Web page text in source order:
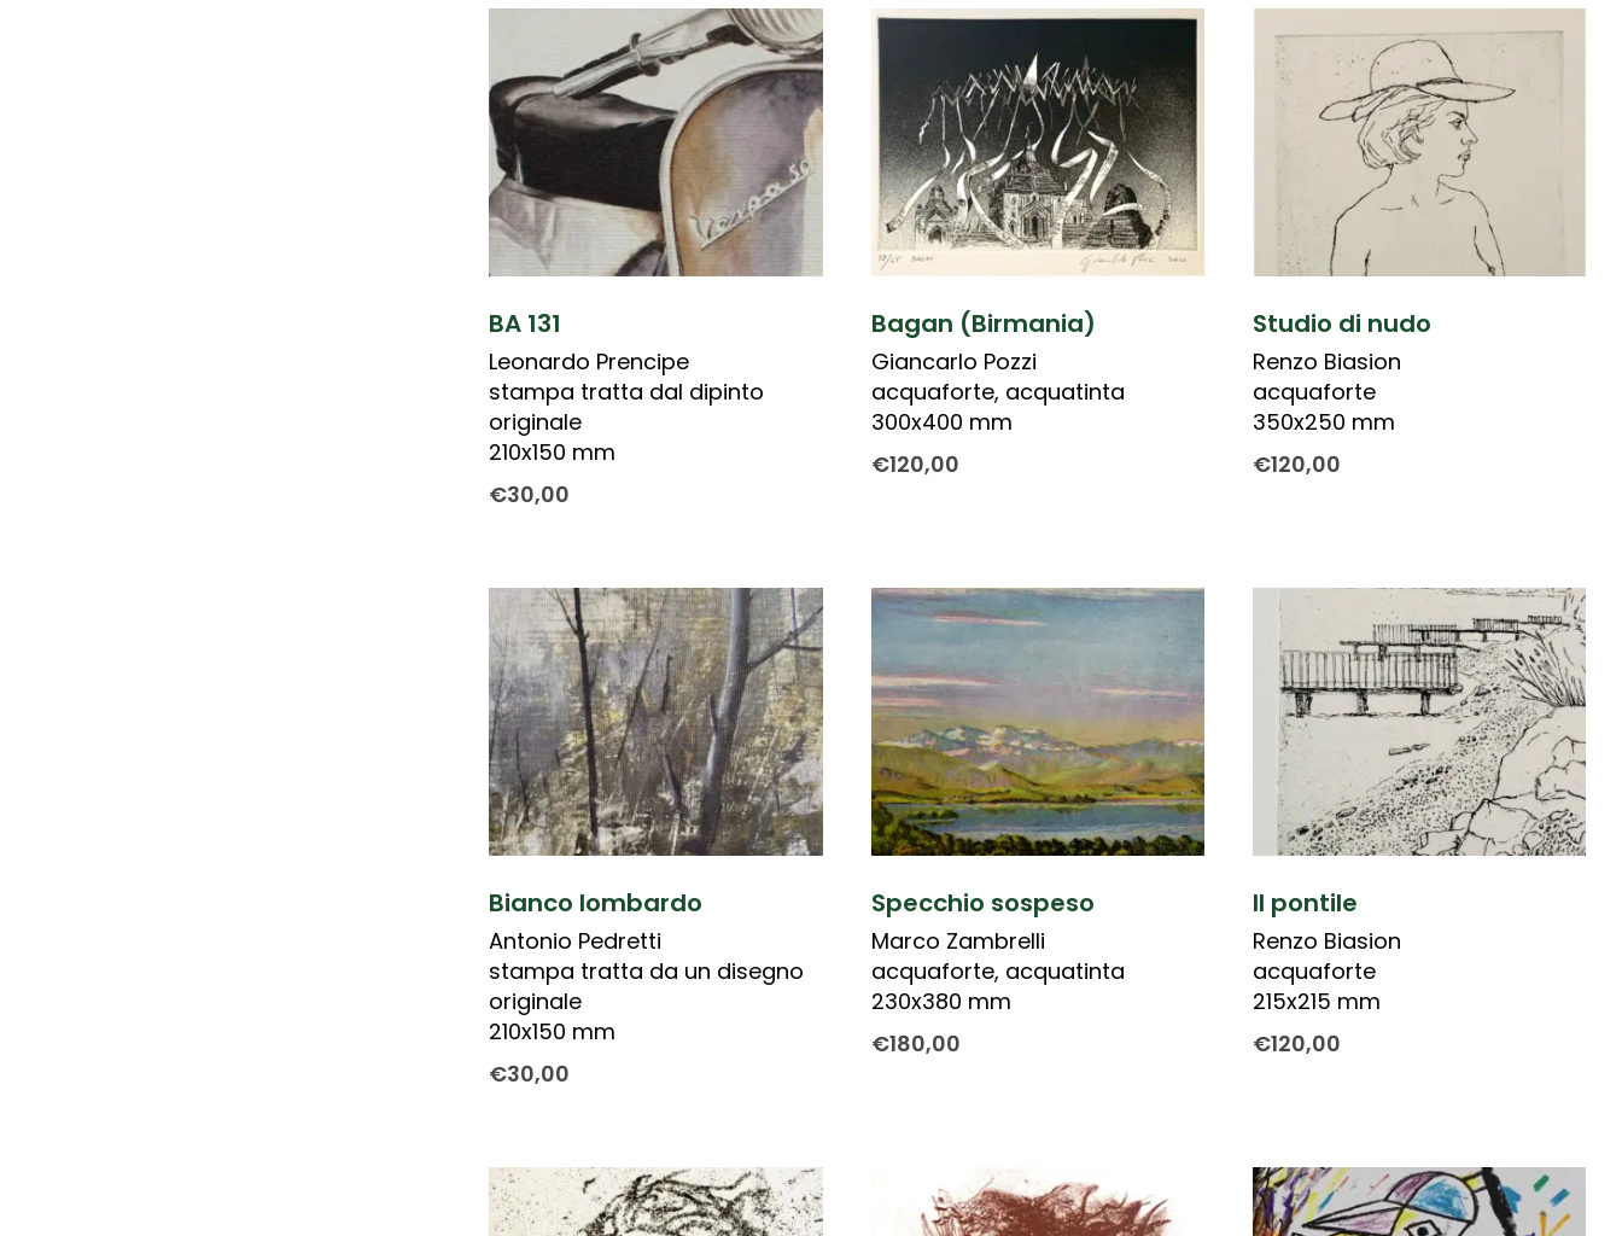
BA 131
Leonardo Prencipe
stampa tratta dal dipinto
originale
210x150 mm
€30,00
Bagan (Birmania)
Giancarlo Pozzi
acquaforte, acquatinta
300x400 mm
€120,00
Studio di nudo
Renzo Biasion
acquaforte
350x250 mm
€120,00
Bianco lombardo
Antonio Pedretti
stampa tratta da un disegno
originale
210x150 mm
€30,00
Specchio sospeso
Marco Zambrelli
acquaforte, acquatinta
230x380 mm
€180,00
Il pontile
Renzo Biasion
acquaforte
215x215 mm
€120,00